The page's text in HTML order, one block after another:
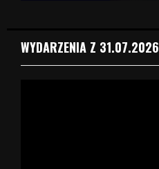
WYDARZENIA Z 31.07.2026